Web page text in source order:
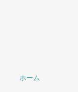
ホーム